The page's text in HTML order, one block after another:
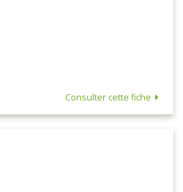
Consulter cette fiche